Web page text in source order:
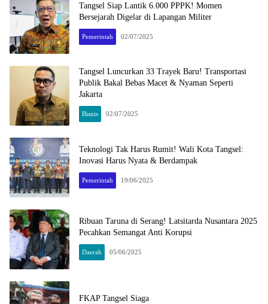
Tangsel Siap Lantik 6.000 PPPK! Momen
Bersejarah Digelar di Lapangan Militer
Pemerintah 02/07/2025
Tangsel Luncurkan 33 Trayek Baru! Transportasi
Publik Bakal Bebas Macet & Nyaman Seperti
Jakarta
Bisnis 02/07/2025
Teknologi Tak Harus Rumit! Wali Kota Tangsel:
Inovasi Harus Nyata & Berdampak
Pemerintah 19/06/2025
Ribuan Taruna di Serang! Latsitarda Nusantara 2025
Pecahkan Semangat Anti Korupsi
Daerah 05/06/2025
FKAP Tangsel Siaga